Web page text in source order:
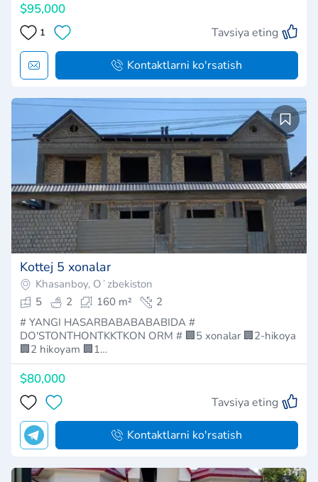
$95,000
1 Tavsiya eting
Kontaktlarni ko'rsatish
Kottej 5 xonalar
Khasanboy, Oʻzbekiston
5
2 160 m²
2
# YANGI HASARBABABABABIDA #
DO'STONTHONTKKTKON ORM # 🏢5 xonalar 🏢2-hikoya
🏢2 hikoyam 🏢1…
$80,000
Tavsiya eting
Kontaktlarni ko'rsatish